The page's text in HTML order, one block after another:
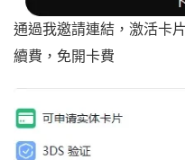
通過我邀請連結，激活卡
續費，免開卡費